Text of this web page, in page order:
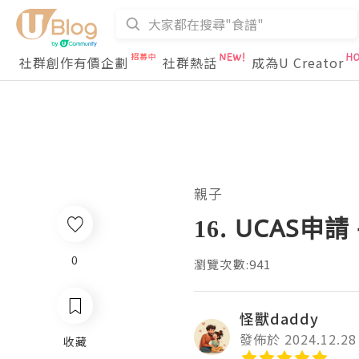
社群創作有價企劃 社群熱話 成為U Creator
親子
16. UCAS申
瀏覽次數:941
怪獸daddy
發佈於 2024.12.28
0
收藏